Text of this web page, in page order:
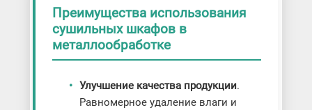
Преимущества использования
сушильных шкафов в
металлообработке
Улучшение качества продукции.
Равномерное удаление влаги и